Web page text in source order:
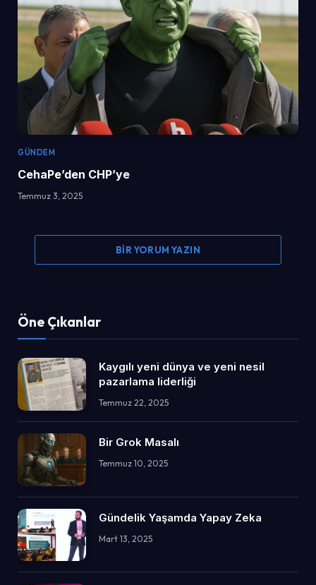
GÜNDEM
CehaPe’den CHP’ye
Temmuz 3, 2025
BIR YORUM YAZIN
Öne Çıkanlar
Kaygılı yeni dünya ve yeni nesil
pazarlama liderliği
Temmuz 22, 2025
Bir Grok Masalı
Temmuz 10, 2025
Gündelik Yaşamda Yapay Zeka
Mart 13, 2025